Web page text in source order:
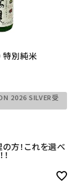
特別純米
2026 SILVER受
方！これを選べ